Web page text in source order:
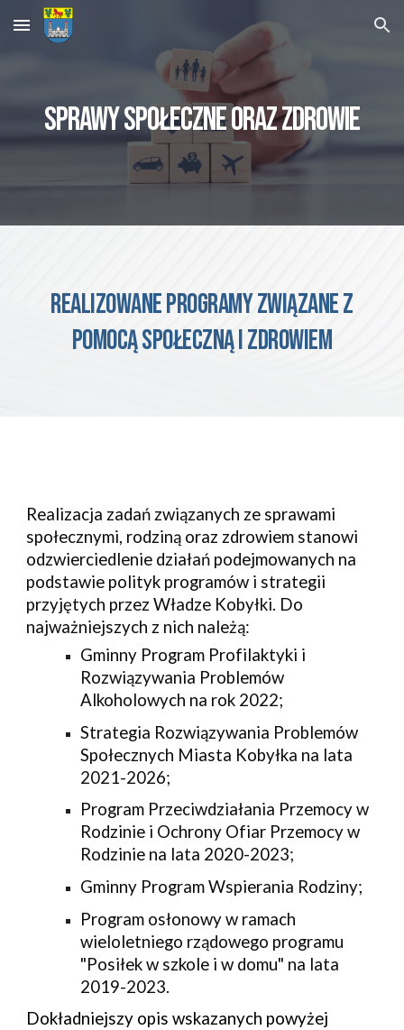
Skip to main content Skip to navigation
sprawy społeczne oraz zdrowie
REALIZOWANE PROGRAMY Związane z
POMOCĄ SPOŁECZNĄ I ZDROWIEM
Realizacja zadań związanych ze sprawami
społecznymi, rodziną oraz zdrowiem stanowi
odzwierciedlenie działań podejmowanych na
podstawie polityk programów i strategii
przyjętych przezWładze Kobyłki. Do
najważniejszych z nich należą:
Gminny Program Profilaktyki i
Rozwiązywania Problemów
Alkoholowych na rok 2022;
Strategia Rozwiązywania Problemów
Społecznych Miasta Kobyłka na lata
2021-2026;
Program Przeciwdziałania Przemocy w
Rodzinie i Ochrony Ofiar Przemocy w
Rodzinie na lata 2020-2023;
Gminny Program Wspierania Rodziny;
Program osłonowy w ramach
wieloletniego rządowego programu
"Posiłek w szkole i w domu" na lata
2019-2023.
Dokładniejszy opis wskazanych powyżej